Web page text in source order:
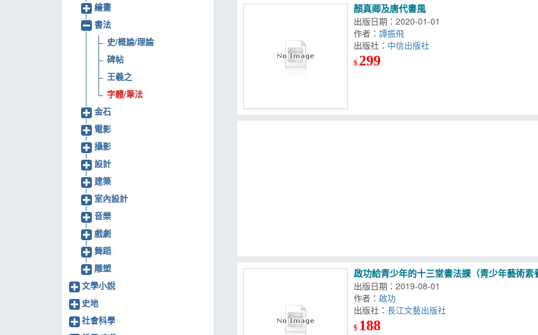
顏真卿及唐代書風
出版日期：2020-01-01
作者：譚振飛
出版社： 中信出版社
$ 299
啟功給青少年的十三堂書法課（青少年藝術素
出版日期：2019-08-01
作者： 啟功
出版社：長江文藝出版社
$ 188
繪畫
書法
史/概論/理論
碑帖
王羲之
字體/筆法
金石
電影
攝影
設計
建築
室內設計
音樂
戲劇
舞蹈
雕塑
文學小說
史地
社會科學